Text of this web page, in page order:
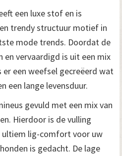
een luxe stof en is
trendy structuur motief in
mode trends. Doordat de
vervaardigd is uit een mix
een weefsel gecreëerd wat
een lange levensduur.
gevuld met een mix van
Hierdoor is de vulling
ultiem lig-comfort voor uw
is gedacht. De lage